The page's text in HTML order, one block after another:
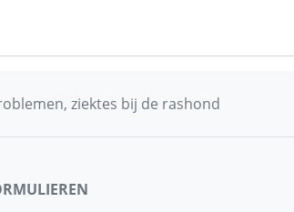
ziektes bij de rashond